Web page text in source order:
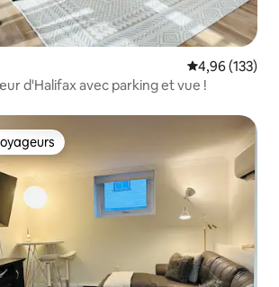
Note
4,96 (133)
d'Halifax avec parking et vue !